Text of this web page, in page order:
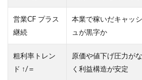
営業CF プラス
継続
本業で稼いだキャッシ
ュが黒字か
粗利率トレン
ド ↑/＝
原価や値下げ圧力がな
く利益構造が安定